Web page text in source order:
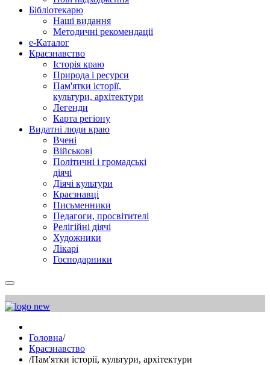
Бібліотекарю
Наші видання
Методичні рекомендації
e-Каталог
Краєзнавство
Історія краю
Природа і ресурси
Пам'ятки історії,
культури, архітектури
Легенди
Карта регіону
Видатні люди краю
Вчені
Військові
Політичні і громадські
діячі
Діячі культури
Краєзнавці
Письменники
Педагоги, просвітителі
Релігійні діячі
Художники
Лікарі
Господарники
Головна/
Краєзнавство
/Пам'ятки історії, культури, архітектури